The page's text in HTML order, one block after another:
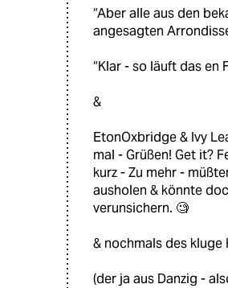
“Aber alle aus den
angesagten
“Klar - so läuft das en
&
EtonOxbridge & Ivy
mal - Grüßen! Get it?
kurz - Zu mehr -
ausholen & könnte
verunsichern. 🧐
& nochmals des kluge
(der ja aus Danzig -